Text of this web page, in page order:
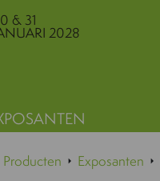
& 31
2028
Producten Exposanten